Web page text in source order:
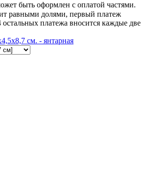
быть оформлен с оплатой частями.
равными долями, первый платеж
остальных платежа вносится каждые две
см. - янтарная